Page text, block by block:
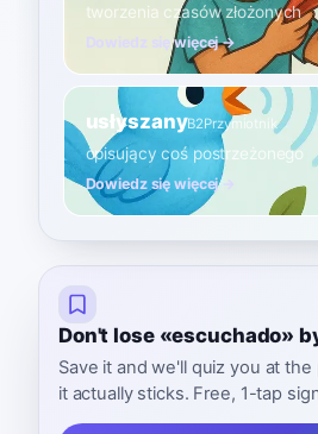
tworzenia czasów złożonych
Dowiedz się więcej →
usłyszanyB2Przymiotnik
opisujący coś postrzeżonego
Dowiedz się więcej →
Don't lose «escuchado»
Save it and we'll quiz you at
it actually sticks. Free, 1-tap